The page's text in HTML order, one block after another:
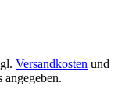
Versandkosten und